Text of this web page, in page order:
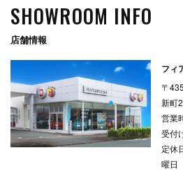
SHOWROOM INFO
店舗情報
フィ
〒
新町
営業
受付
定休
曜日